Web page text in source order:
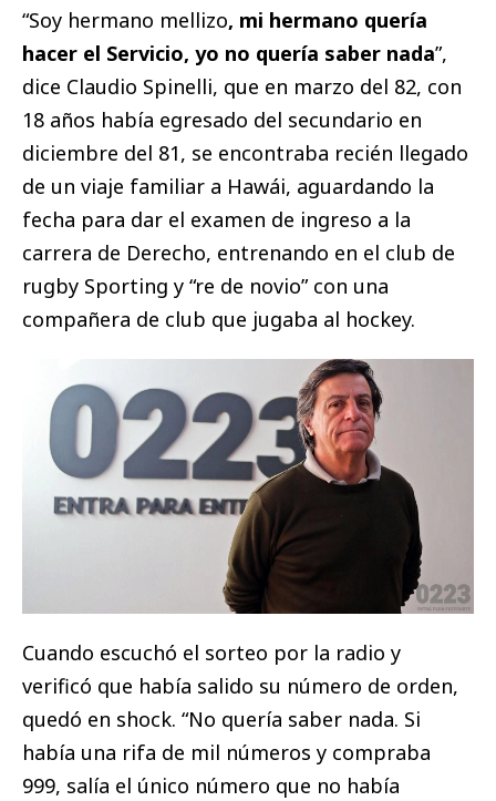
“Soy hermano mellizo, mi hermano quería
hacer el Servicio, yo no quería saber nada”,
dice Claudio Spinelli, que en marzo del 82, con
18 años había egresado del secundario en
diciembre del 81, se encontraba recién llegado
de un viaje familiar a Hawái, aguardando la
fecha para dar el examen de ingreso a la
carrera de Derecho, entrenando en el club de
rugby Sporting y “re de novio” con una
compañera de club que jugaba al hockey.
Cuando escuchó el sorteo por la radio y
verificó que había salido su número de orden,
quedó en shock. “No quería saber nada. Si
había una rifa de mil números y compraba
999, salía el único número que no había